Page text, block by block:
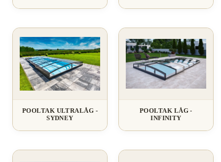
POOLTAK ULTRALÅG -
SYDNEY
POOLTAK LÅG -
INFINITY